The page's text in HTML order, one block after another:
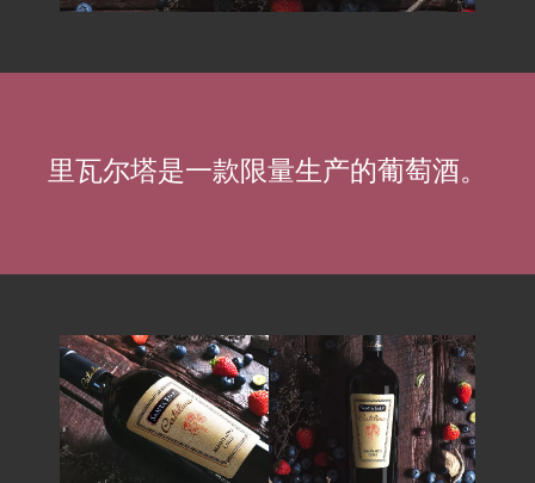
里瓦尔塔是一款限量生产的葡萄酒。